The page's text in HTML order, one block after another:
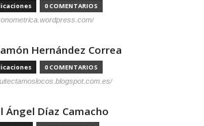
0 COMENTARIOS
Hernández Correa
0 COMENTARIOS
Ángel Díaz Camacho